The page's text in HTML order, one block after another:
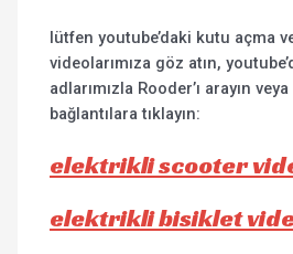
lütfen youtube’daki kutu açma
videolarımıza göz atın,
adlarımızla Rooder’ı arayın
bağlantılara tıklayın:
elektrikli scooter
elektrikli bisiklet